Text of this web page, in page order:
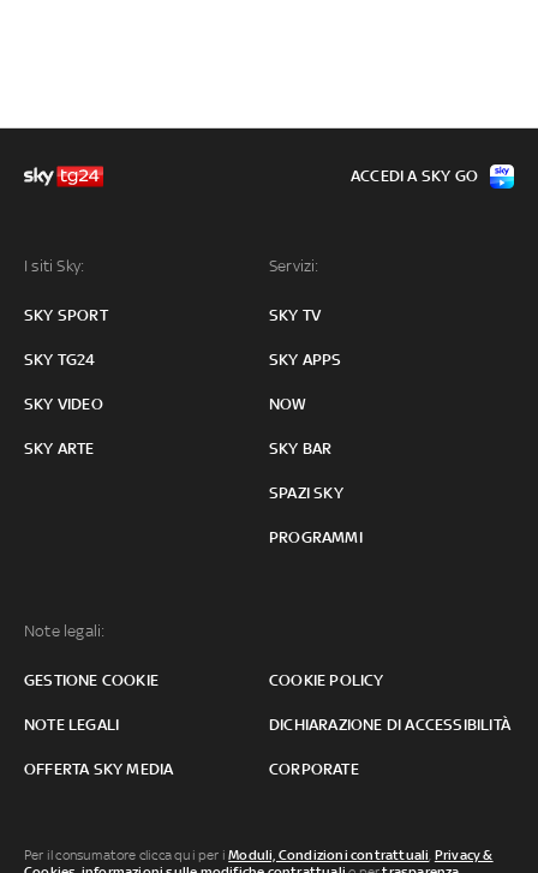
I siti Sky:
SKY SPORT
SKY TG24
SKY VIDEO
SKY ARTE
Servizi:
SKY TV
SKY APPS
NOW
SKY BAR
SPAZI SKY
PROGRAMMI
Note legali:
GESTIONE COOKIE COOKIE POLICY
NOTE LEGALI DICHIARAZIONE DI ACCESSIBILITÀ
OFFERTA SKY MEDIA CORPORATE
ACCEDI A SKY GO
Per il consumatore clicca qui per iModuli, Condizioni contrattuali, Privacy &